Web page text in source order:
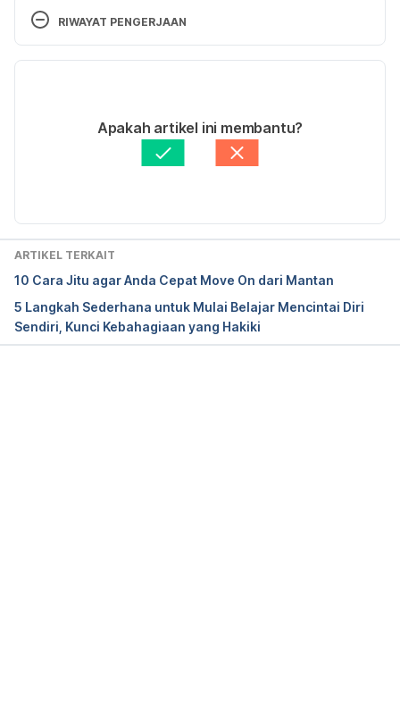
Can you love two people at once?
https://www.womenshealthmag.com/sex-and-
RIWAYAT PENGERJAAN
Ditulis oleh Novita Joseph
Ditinjau secara medis oleh
dr. Yusra Firdaus
Diperbarui oleh: Ririn Sjafriani
Apakah artikel ini membantu?
ARTIKEL TERKAIT
10 Cara Jitu agar Anda Cepat Move On dari Mantan
5 Langkah Sederhana untuk Mulai Belajar Mencintai Diri
Sendiri, Kunci Kebahagiaan yang Hakiki